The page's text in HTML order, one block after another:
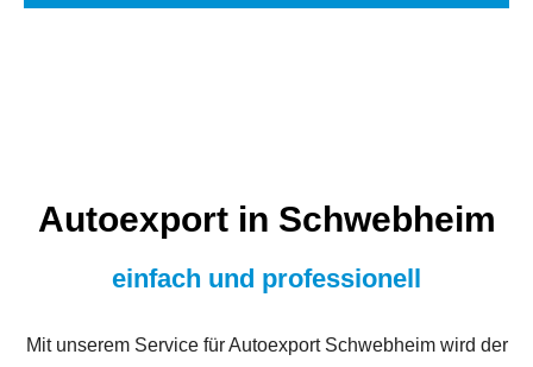
Autoexport in Schwebheim
einfach und professionell
Mit unserem Service für Autoexport Schwebheim wird der